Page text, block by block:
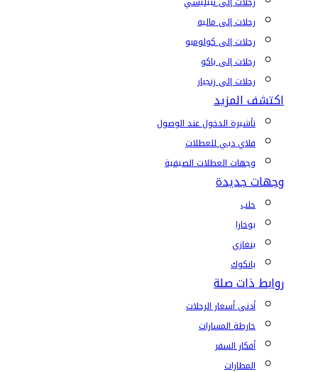
رحلات إلى ماليه
رحلات إلى كولومبو
رحلات إلى باكو
رحلات إلى زنجبار
اكتشف المزيد
تأشيرة الدخول عند الوصول
فلاي دبي للعطلات
وجهات العطلات الصيفية
وجهات جديدة
حلب
بوخارا
بنغازي
بانكوك
روابط ذات صلة
أدنى أسعار الرحلات
خارطة المسارات
أفكار السفر
المطارات